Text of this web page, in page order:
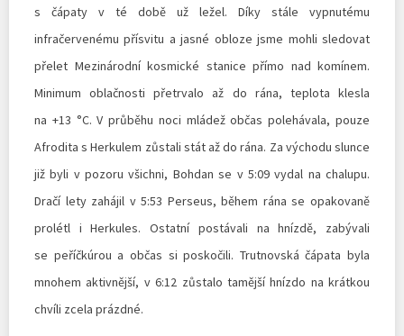
s čápaty v té době už ležel. Díky stále vypnutému
infračervenému přísvitu a jasné obloze jsme mohli sledovat
přelet Mezinárodní kosmické stanice přímo nad komínem.
Minimum oblačnosti přetrvalo až do rána, teplota klesla
na +13 °C. V průběhu noci mládež občas polehávala, pouze
Afrodita s Herkulem zůstali stát až do rána. Za východu slunce
již byli v pozoru všichni, Bohdan se v 5:09 vydal na chalupu.
Dračí lety zahájil v 5:53 Perseus, během rána se opakovaně
prolétl i Herkules. Ostatní postávali na hnízdě, zabývali
se peříčkúrou a občas si poskočili. Trutnovská čápata byla
mnohem aktivnější, v 6:12 zůstalo tamější hnízdo na krátkou
chvíli zcela prázdné.